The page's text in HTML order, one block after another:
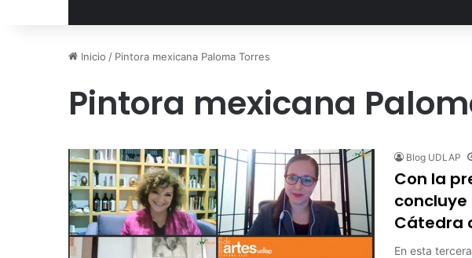
Inicio / Pintora mexicana Paloma Torres
Pintora mexicana
Blog UDLAP
Con la
Cátedra
En esta